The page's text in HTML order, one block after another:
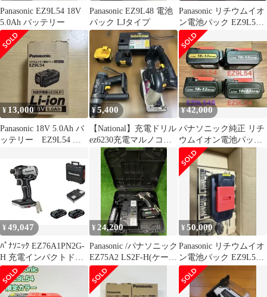
Panasonic EZ9L54 18V
5.0Ah バッテリー
Panasonic EZ9L48 電池
パック LJタイプ
Panasonic リチウムイオ
ン電池パック EZ9L54
18V 5.0Ah
¥ 13,000
Panasonic 18V 5.0Ah バ
ッテリー EZ9L54 パ
¥5,400
【National】充電ドリル
ez6230充電マルノコ
ez3530 15.6v
¥42,000
パナソニック純正 リチ
ウムイオン電池パック
EZ9L54 EZ9L54S
¥49,047
ﾊﾟﾅｿﾆｯｸ EZ76A1PN2G-
H 充電インパクトドラ
イバー(グレー)18V PN
タイプ電池セット
¥24,200
Panasonic /パナソニック
EZ75A2 LS2F-H(ケース
記載) 充電式インパク
トレンチ 本体/バッテリ
EZ9L41・14.4V3.1Ah、
¥50,000
Panasonic リチウムイオ
ン電池パック EZ9L54 4
個